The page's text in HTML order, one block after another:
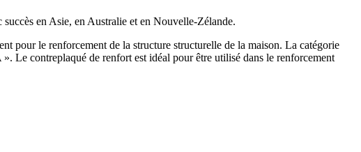
en Asie, en Australie et en Nouvelle-Zélande.
pour le renforcement de la structure structurelle de la maison. La catégorie
Le contreplaqué de renfort est idéal pour être utilisé dans le renforcement